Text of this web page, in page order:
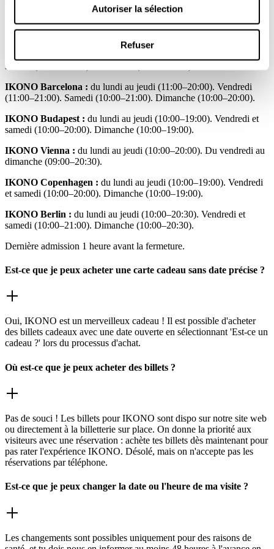
Autoriser la sélection
Refuser
Quels sont les horaires d'ouverture?
samedi (10:00–21:00). Dimanche (10:00–20:30).
IKONO Barcelona : du lundi au jeudi (11:00–20:00). Vendredi
(11:00–21:00). Samedi (10:00–21:00). Dimanche (10:00–20:00).
IKONO Budapest : du lundi au jeudi (10:00–19:00). Vendredi et
samedi (10:00–20:00). Dimanche (10:00–19:00).
IKONO Vienna : du lundi au jeudi (10:00–20:00). Du vendredi au
dimanche (09:00–20:30).
IKONO Copenhagen : du lundi au jeudi (10:00–19:00). Vendredi
et samedi (10:00–20:00). Dimanche (10:00–19:00).
IKONO Berlin : du lundi au jeudi (10:00–20:30). Vendredi et
samedi (10:00–21:00). Dimanche (10:00–20:30).
Dernière admission 1 heure avant la fermeture.
Est-ce que je peux acheter une carte cadeau sans date précise ?
Oui, IKONO est un merveilleux cadeau ! Il est possible d'acheter
des billets cadeaux avec une date ouverte en sélectionnant 'Est-ce un
cadeau ?' lors du processus d'achat.
Où est-ce que je peux acheter des billets ?
Pas de souci ! Les billets pour IKONO sont dispo sur notre site web
ou directement à la billetterie sur place. On donne la priorité aux
visiteurs avec une réservation : achète tes billets dès maintenant pour
pas rater l'expérience IKONO. Désolé, mais on n'accepte pas les
réservations par téléphone.
Est-ce que je peux changer la date ou l'heure de ma visite ?
Les changements sont possibles uniquement pour des raisons de